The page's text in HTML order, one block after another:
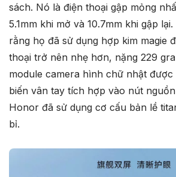
sách. Nó là điện thoại gập mỏng
5.1mm khi mở và 10.7mm khi gập
rằng họ đã sử dụng hợp kim magie
thoại trở nên nhẹ hơn, nặng 229
module camera hình chữ nhật được
biến vân tay tích hợp vào nút
Honor đã sử dụng cơ cấu bản lề
bỉ.